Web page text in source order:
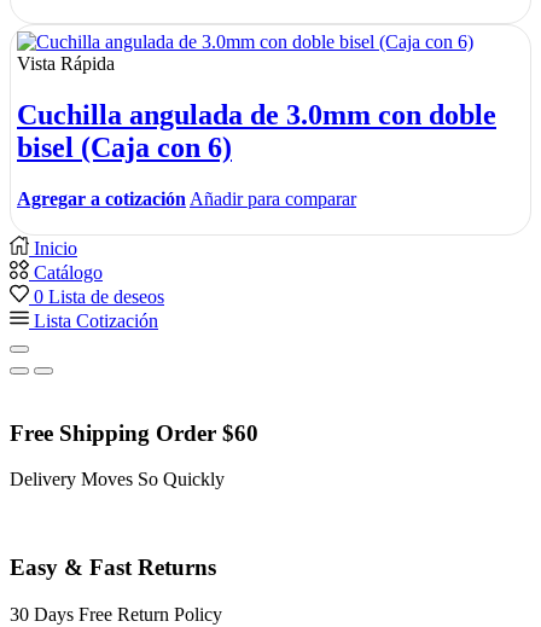
Vista Rápida
Cuchilla angulada de 3.0mm con doble
bisel (Caja con 6)
Agregar a cotización Añadir para comparar
Inicio
Catálogo
0 Lista de deseos
Lista Cotización
Free Shipping Order $60
Delivery Moves So Quickly
Easy & Fast Returns
30 Days Free Return Policy